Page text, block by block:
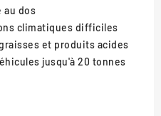
au dos
climatiques difficiles
et produits acides
jusqu'à 20 tonnes